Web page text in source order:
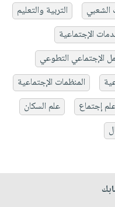
الشعبي
التربية والتعليم
الإجتماعية
الإجتماعي التطوعي
المنظمات الإجتماعية
إجتماع
علم السكان